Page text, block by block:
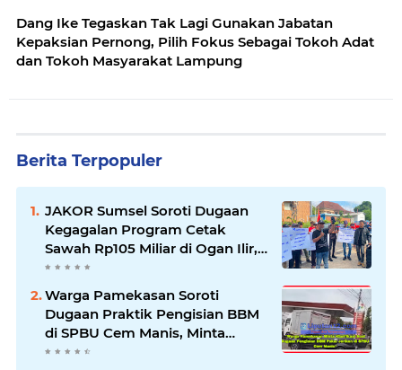
Dang Ike Tegaskan Tak Lagi Gunakan Jabatan
Kepaksian Pernong, Pilih Fokus Sebagai Tokoh Adat
dan Tokoh Masyarakat Lampung
Berita Terpopuler
JAKOR Sumsel Soroti Dugaan
Kegagalan Program Cetak
Sawah Rp105 Miliar di Ogan Ilir,
Desak Kadis Pertanian Mundur
Warga Pamekasan Soroti
Dugaan Praktik Pengisian BBM
di SPBU Cem Manis, Minta
Klarifikasi dan Pengawasan